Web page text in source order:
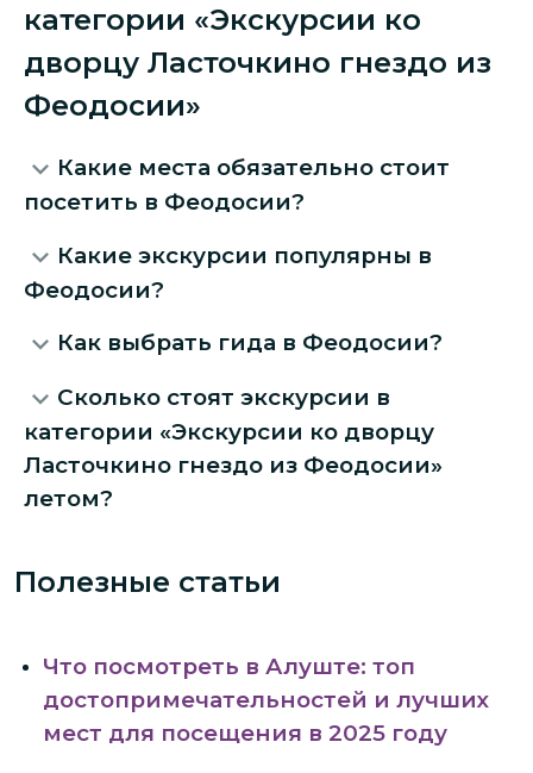
категории «Экскурсии ко
дворцу Ласточкино гнездо из
Феодосии»
Какие места обязательно стоит
посетить в Феодосии?
Какие экскурсии популярны в
Феодосии?
Как выбрать гида в Феодосии?
Сколько стоят экскурсии в
категории «Экскурсии ко дворцу
Ласточкино гнездо из Феодосии»
летом?
Полезные статьи
Что посмотреть в Алуште: топ
достопримечательностей и лучших
мест для посещения в 2025 году